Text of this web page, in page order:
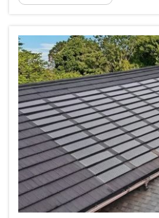
Aber macht das die Montage